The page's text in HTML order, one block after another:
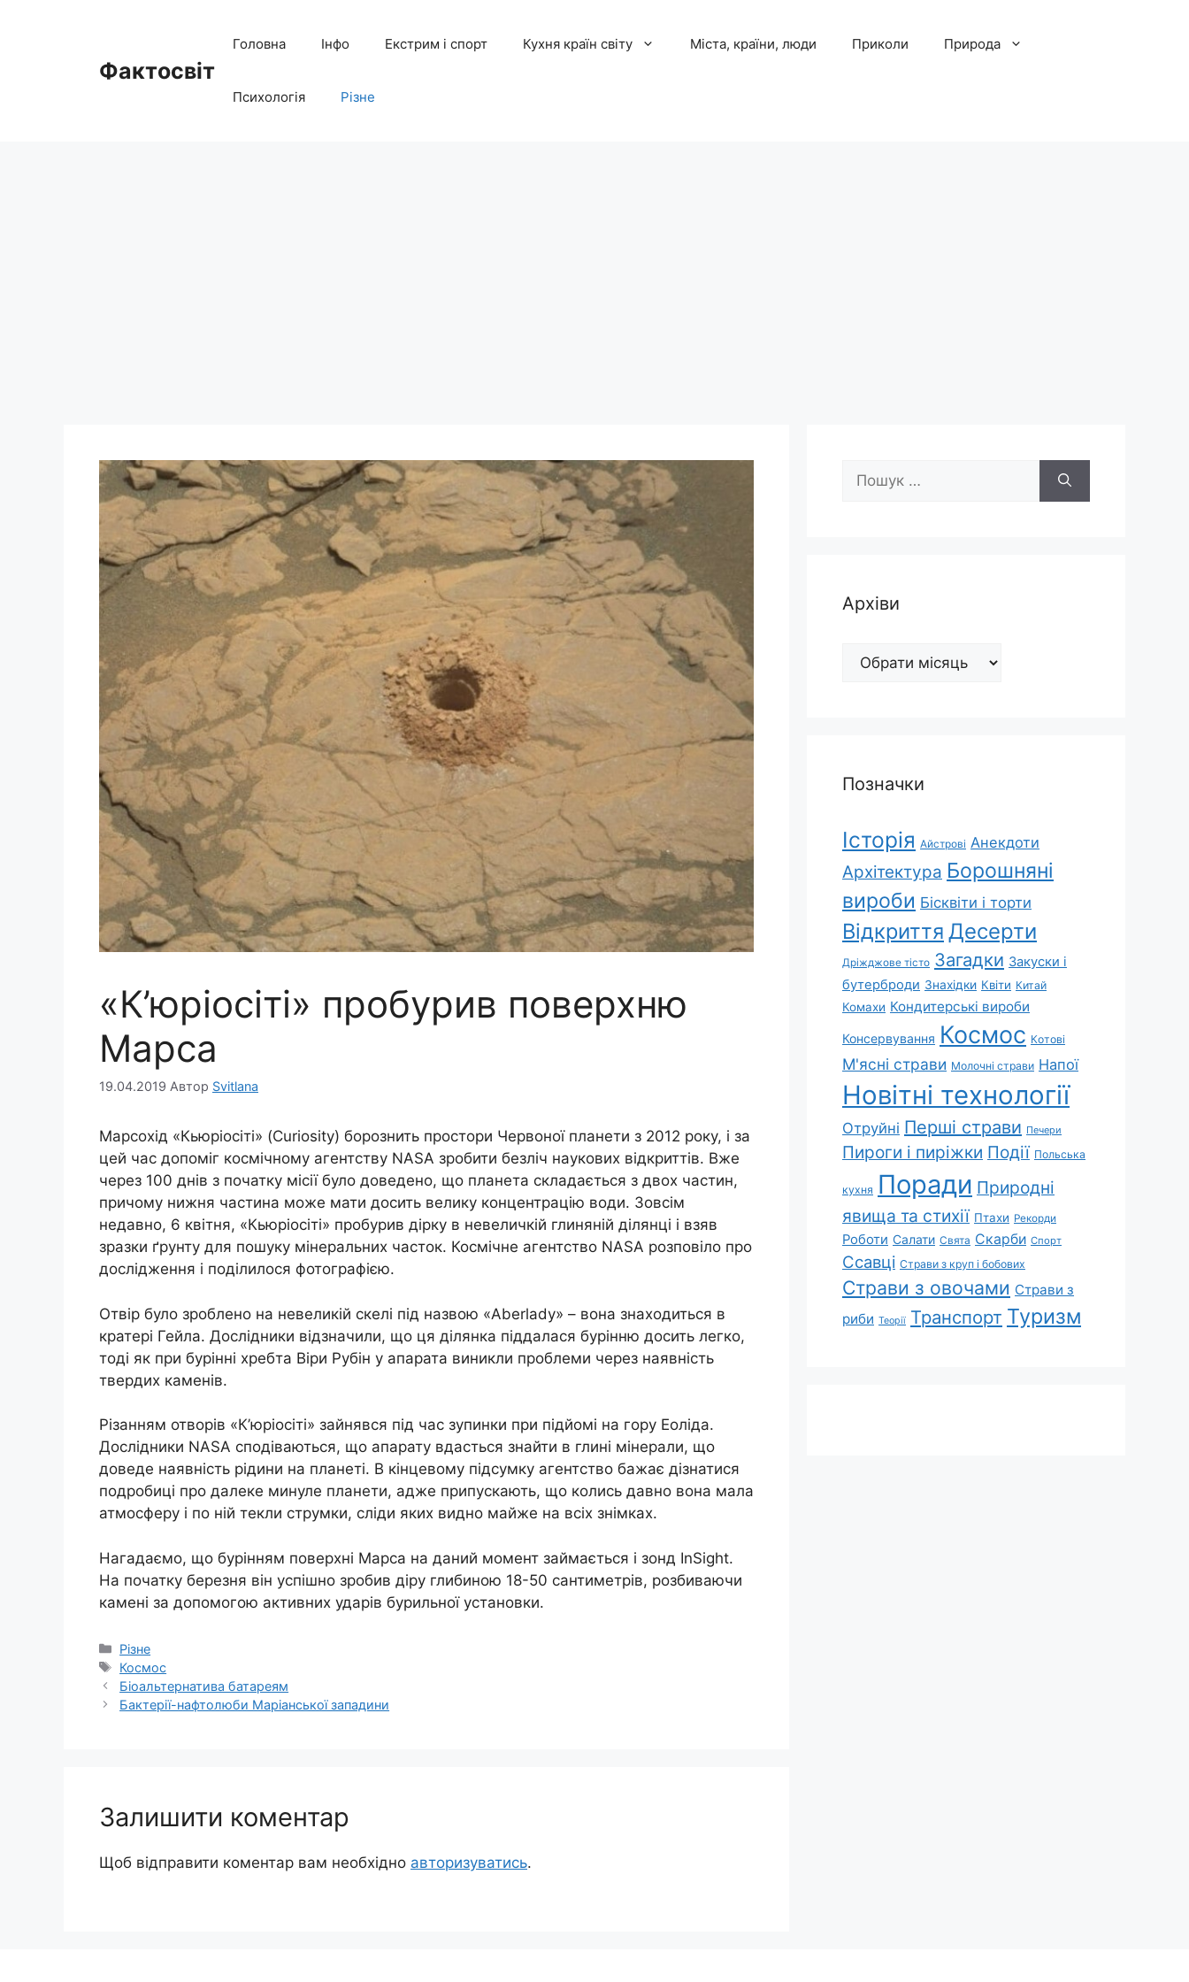
Фактосвіт
Головна Інфо Екстрим і спорт Кухня країн світу Міста, країни, люди Приколи Природа
Психологія Різне
«К’юріосіті» пробурив поверхню
Марса
19.04.2019 Автор Svitlana
Марсохід «Кьюріосіті» (Curiosity) борознить простори Червоної планети з 2012 року, і за
цей час допоміг космічному агентству NASA зробити безліч наукових відкриттів. Вже
через 100 днів з початку місії було доведено, що планета складається з двох частин,
причому нижня частина може мати досить велику концентрацію води. Зовсім
недавно, 6 квітня, «Кьюріосіті» пробурив дірку в невеличкій глиняній ділянці і взяв
зразки ґрунту для пошуку мінеральних часток. Космічне агентство NASA розповіло про
дослідження і поділилося фотографією.
Отвір було зроблено на невеликій скелі під назвою «Aberlady» – вона знаходиться в
кратері Гейла. Дослідники відзначили, що ця ділянка піддалася бурінню досить легко,
тоді як при бурінні хребта Віри Рубін у апарата виникли проблеми через наявність
твердих каменів.
Різанням отворів «К’юріосіті» зайнявся під час зупинки при підйомі на гору Еоліда.
Дослідники NASA сподіваються, що апарату вдасться знайти в глині ​​мінерали, що
доведе наявність рідини на планеті. В кінцевому підсумку агентство бажає дізнатися
подробиці про далеке минуле планети, адже припускають, що колись давно вона мала
атмосферу і по ній текли струмки, сліди яких видно майже на всіх знімках.
Нагадаємо, що бурінням поверхні Марса на даний момент займається і зонд InSight.
На початку березня він успішно зробив діру глибиною 18-50 сантиметрів, розбиваючи
камені за допомогою активних ударів бурильної установки.
Категорії
Різне
Позначки
Космос
Біоальтернатива батареям
Бактерії-нафтолюби Маріанської западини
Залишити коментар
Щоб відправити коментар вам необхідно авторизуватись.
Пошук:
Архіви
Архіви
Позначки
Історія Айстрові Анекдоти
Архітектура Борошняні
вироби Бісквіти і торти
Відкриття Десерти
Дріжджове тісто Загадки Закуски і
бутерброди Знахідки Квіти Китай
Комахи Кондитерські вироби
Консервування Космос Котові
М'ясні страви Молочні страви Напої
Новітні технології
Отруйні Перші страви Печери
Пироги і пиріжки Події Польська
кухня Поради Природні
явища та стихії Птахи Рекорди
Роботи Салати Свята Скарби Спорт
Ссавці Страви з круп і бобових
Страви з овочами Страви з
риби Теорії Транспорт Туризм